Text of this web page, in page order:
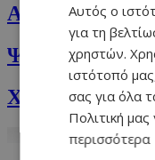
Αραβικό
Ψωμί με
Χοιρινές
Αυτός ο
για τη
χρηστών.
ιστότοπό
σας για όλα
Πολιτική
περισσότερα